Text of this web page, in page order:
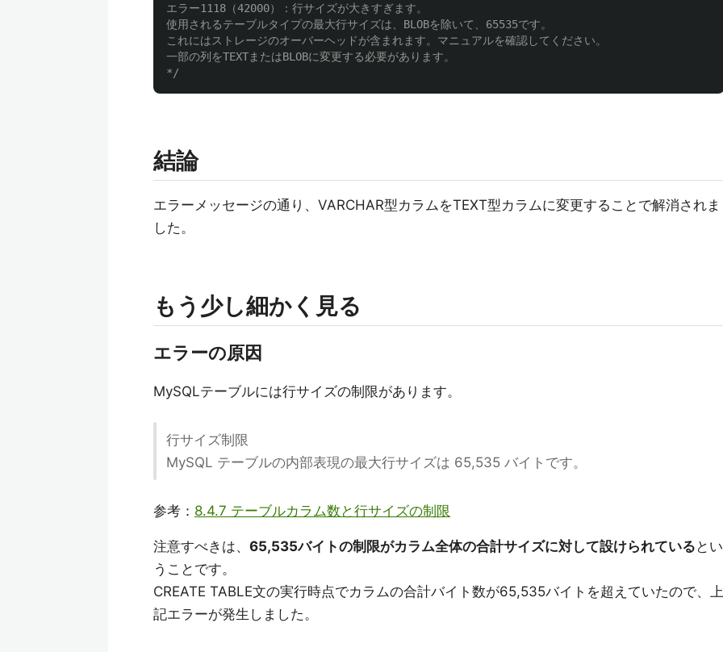
エラー1118（42000）：行サイズが大きすぎます。
使用されるテーブルタイプの最大行サイズは、BLOBを除いて、65535です。
これにはストレージのオーバーヘッドが含まれます。マニュアルを確認してください。
一部の列をTEXTまたはBLOBに変更する必要があります。
*/
結論
エラーメッセージの通り、VARCHAR型カラムをTEXT型カラムに変更することで解消されま
した。
もう少し細かく見る
エラーの原因
MySQLテーブルには行サイズの制限があります。
行サイズ制限
MySQL テーブルの内部表現の最大行サイズは 65,535 バイトです。
参考： 8.4.7 テーブルカラム数と行サイズの制限
注意すべきは、 65,535バイトの制限がカラム全体の合計サイズに対して設けられている とい
うことです。
CREATE TABLE文の実行時点でカラムの合計バイト数が65,535バイトを超えていたので、上
記エラーが発生しました。